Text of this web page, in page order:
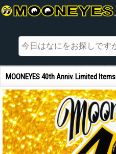
MOONEYES 40th Anniv. Limited Items